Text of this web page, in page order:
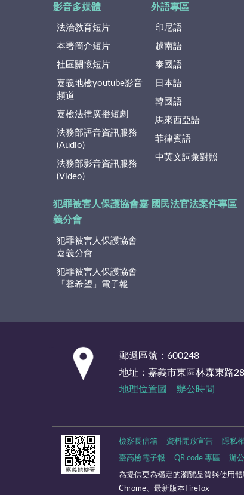
影音多媒體
法治教育短片
本署簡介短片
社區關懷短片
嘉義地檢youtube影音
頻道
嘉檢法律廣播短劇
法務部語音資訊服務
(Audio)
法務部影音資訊服務
(Video)
外語專區
印尼語
越南語
泰國語
日本語
韓國語
馬來西亞語
菲律賓語
中英文詞彙對照
犯罪被害人保護協會嘉
義分會
犯罪被害人保護協會
嘉義分會
犯罪被害人保護協會
「馨希望」電子報
國民法官法案件專區
郵遞區號：600248
地址：嘉義市東區林森東路
地理位置圖
辦公時間
檢察長信箱 資料開放宣告 隱私
臺高檢電子報 QR code 專區 辦
為提供更為穩定的瀏覽品質與使用
Chrome、最新版本Firefox